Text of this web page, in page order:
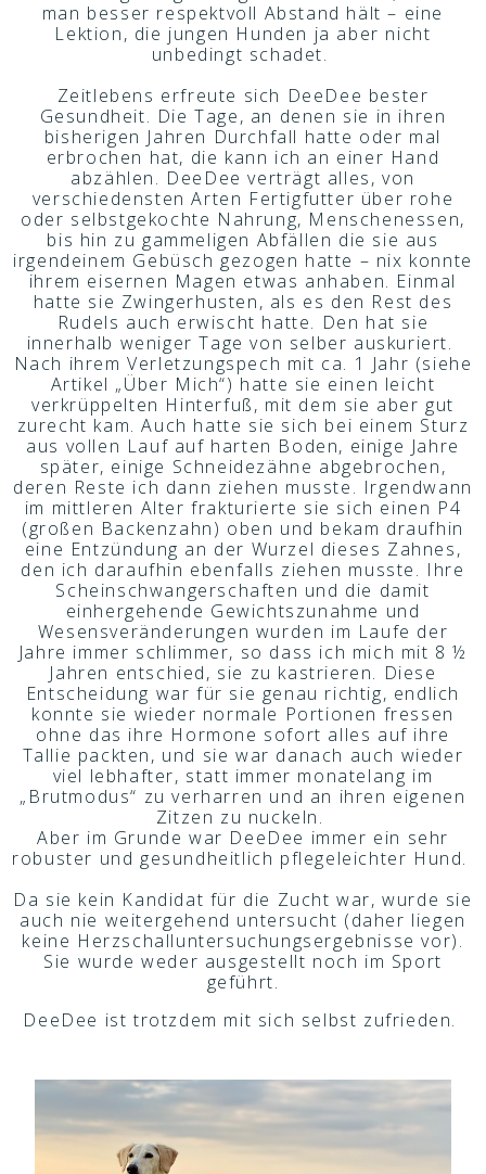
man besser respektvoll Abstand hält – eine
Lektion, die jungen Hunden ja aber nicht
unbedingt schadet.
Zeitlebens erfreute sich DeeDee bester
Gesundheit. Die Tage, an denen sie in ihren
bisherigen Jahren Durchfall hatte oder mal
erbrochen hat, die kann ich an einer Hand
abzählen. DeeDee verträgt alles, von
verschiedensten Arten Fertigfutter über rohe
oder selbstgekochte Nahrung, Menschenessen,
bis hin zu gammeligen Abfällen die sie aus
irgendeinem Gebüsch gezogen hatte – nix konnte
ihrem eisernen Magen etwas anhaben. Einmal
hatte sie Zwingerhusten, als es den Rest des
Rudels auch erwischt hatte. Den hat sie
innerhalb weniger Tage von selber auskuriert.
Nach ihrem Verletzungspech mit ca. 1 Jahr (siehe
Artikel „Über Mich“) hatte sie einen leicht
verkrüppelten Hinterfuß, mit dem sie aber gut
zurecht kam. Auch hatte sie sich bei einem Sturz
aus vollen Lauf auf harten Boden, einige Jahre
später, einige Schneidezähne abgebrochen,
deren Reste ich dann ziehen musste. Irgendwann
im mittleren Alter frakturierte sie sich einen P4
(großen Backenzahn) oben und bekam draufhin
eine Entzündung an der Wurzel dieses Zahnes,
den ich daraufhin ebenfalls ziehen musste. Ihre
Scheinschwangerschaften und die damit
einhergehende Gewichtszunahme und
Wesensveränderungen wurden im Laufe der
Jahre immer schlimmer, so dass ich mich mit 8 ½
Jahren entschied, sie zu kastrieren. Diese
Entscheidung war für sie genau richtig, endlich
konnte sie wieder normale Portionen fressen
ohne das ihre Hormone sofort alles auf ihre
Tallie packten, und sie war danach auch wieder
viel lebhafter, statt immer monatelang im
„Brutmodus“ zu verharren und an ihren eigenen
Zitzen zu nuckeln.
Aber im Grunde war DeeDee immer ein sehr
robuster und gesundheitlich pflegeleichter Hund.
Da sie kein Kandidat für die Zucht war, wurde sie
auch nie weitergehend untersucht (daher liegen
keine Herzschalluntersuchungsergebnisse vor).
Sie wurde weder ausgestellt noch im Sport
geführt.
DeeDee ist trotzdem mit sich selbst zufrieden.